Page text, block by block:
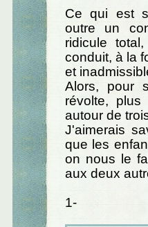
Ce qui est
outre un
ridicule
conduit, à la
et
Alors, pour
révolte,
autour de
J'aimerais
que les
on nous le
aux deux
1-